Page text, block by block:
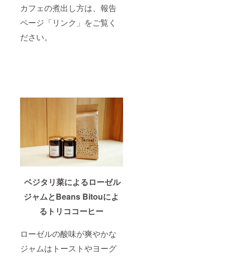
カフェの煮出し方は、報告
ページ「リンク」をご覧く
ださい。
ベジタリ菜によるローゼル
ジャムとBeans Bitouによ
るトリココーヒー
ローゼルの酸味が爽やかな
ジャムはトーストやヨーグ